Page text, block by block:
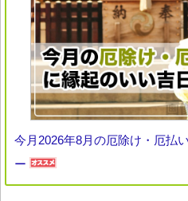
今月2026年8月の厄除け・厄払
ー